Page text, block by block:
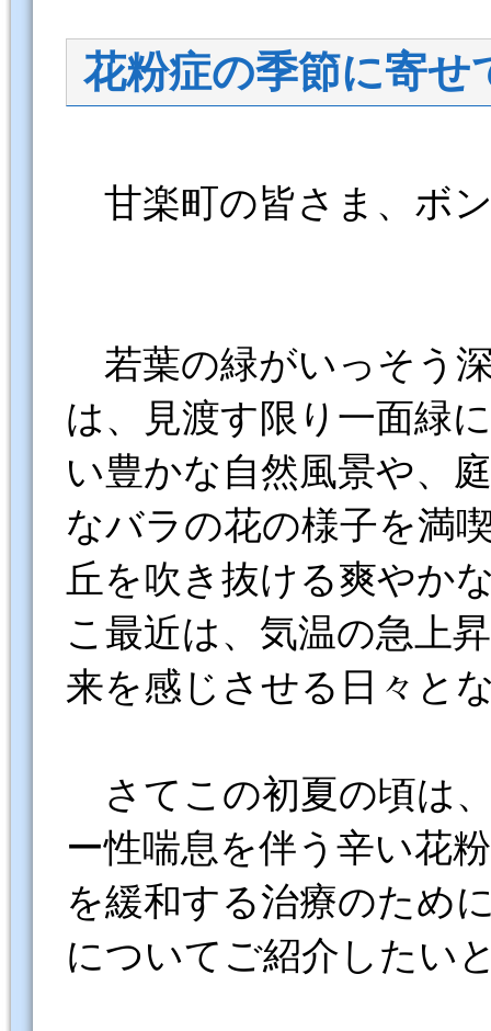
花粉症の季節に寄せ
甘楽町の皆さま、ボ
若葉の緑がいっそう
は、見渡す限り一面緑
い豊かな自然風景や、
なバラの花の様子を満
丘を吹き抜ける爽やか
こ最近は、気温の急上
来を感じさせる日々と
さてこの初夏の頃は
ー性喘息を伴う辛い花
を緩和する治療のため
についてご紹介したい